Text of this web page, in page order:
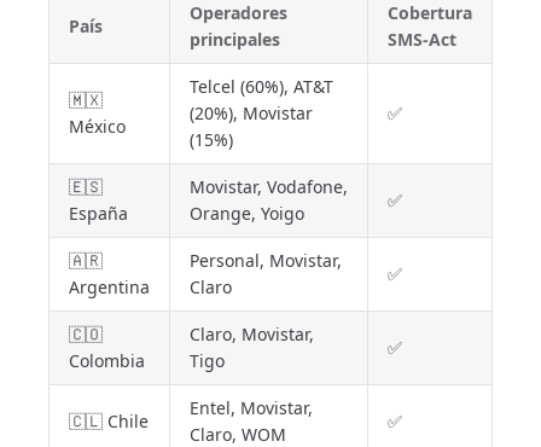
País
Operadores
principales
Cobertura
SMS-Act
🇲🇽
México
Telcel (60%), AT&T
(20%), Movistar
(15%)
✅
🇪🇸
España
Movistar, Vodafone,
Orange, Yoigo
✅
🇦🇷
Argentina
Personal, Movistar,
Claro
✅
🇨🇴
Colombia
Claro, Movistar,
Tigo
✅
🇨🇱 Chile
Entel, Movistar,
Claro, WOM
✅